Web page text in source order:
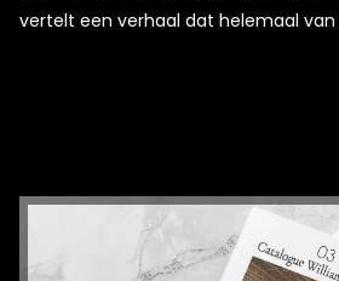
vertelt een verhaal dat helemaal van